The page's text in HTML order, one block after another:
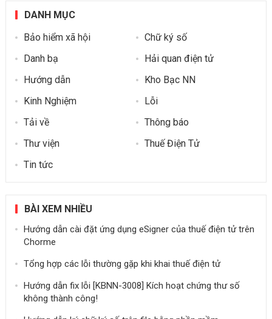
DANH MỤC
Bảo hiểm xã hội
Chữ ký số
Danh bạ
Hải quan điện tử
Hướng dẫn
Kho Bạc NN
Kinh Nghiệm
Lỗi
Tải về
Thông báo
Thư viện
Thuế Điện Tử
Tin tức
BÀI XEM NHIỀU
Hướng dẫn cài đặt ứng dụng eSigner của thuế điện tử trên
Chorme
Tổng hợp các lỗi thường gặp khi khai thuế điện tử
Hướng dẫn fix lỗi [KBNN-3008] Kích hoạt chứng thư số
không thành công!